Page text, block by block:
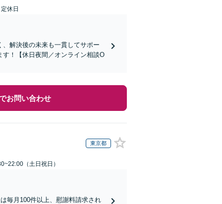
休日
解決後の未来も一貫してサポー
！【休日夜間／オンライン相談O
お問い合わせ
東京都
（土日祝日）
毎月100件以上、慰謝料請求され